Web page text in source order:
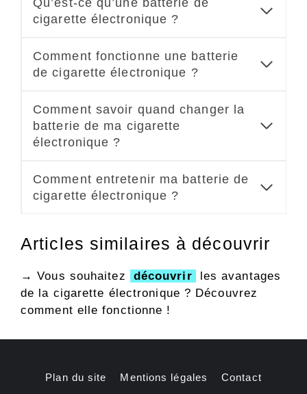
Qu’est-ce qu’une batterie de
cigarette électronique ?
Comment fonctionne une batterie
de cigarette électronique ?
Comment savoir quand changer la
batterie de ma cigarette
électronique ?
Comment entretenir ma batterie de
cigarette électronique ?
Articles similaires à découvrir
→ Vous souhaitez découvrir
les avantages
de la cigarette électronique ? Découvrez
comment elle fonctionne !
Plan du site Mentions légales Contact